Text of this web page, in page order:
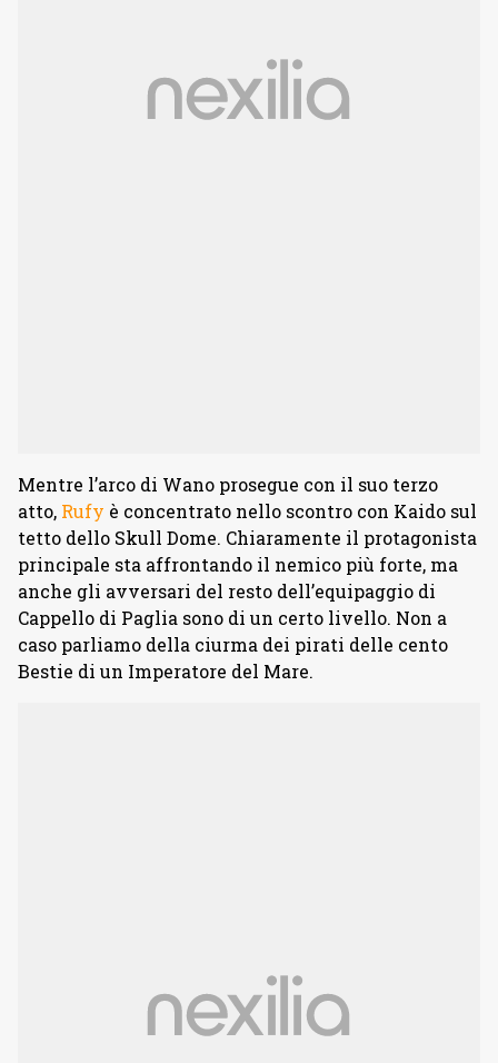
Mentre l’arco di Wano prosegue con il suo terzo
atto, Rufy è concentrato nello scontro con Kaido sul
tetto dello Skull Dome. Chiaramente il protagonista
principale sta affrontando il nemico più forte, ma
anche gli avversari del resto dell’equipaggio di
Cappello di Paglia sono di un certo livello. Non a
caso parliamo della ciurma dei pirati delle cento
Bestie di un Imperatore del Mare.